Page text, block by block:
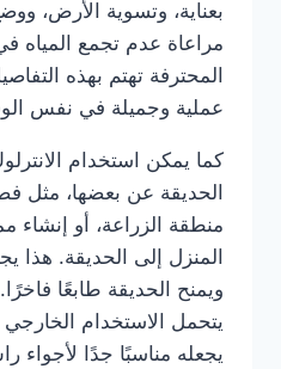
بعناية، وتسوية الأرض،
مراعاة عدم تجمع المياه
المحترفة تهتم بهذه
عملية وجميلة في نفس
كما يمكن استخدام
الحديقة عن بعضها،
منطقة الزراعة، أو
المنزل إلى الحديقة. هذا
ويمنح الحديقة طابعًا
يتحمل الاستخدام
يجعله مناسبًا جدًا لأجواء